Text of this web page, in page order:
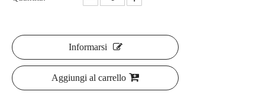
Informarsi
Aggiungi al carrello